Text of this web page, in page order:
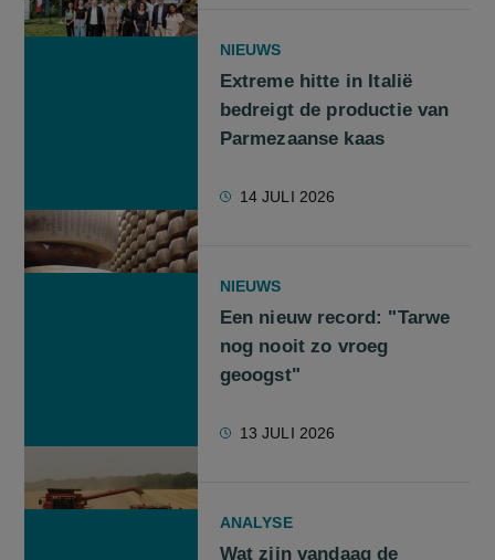
NIEUWS
Extreme hitte in Italië
bedreigt de productie van
Parmezaanse kaas
14 JULI 2026
NIEUWS
Een nieuw record: "Tarwe
nog nooit zo vroeg
geoogst"
13 JULI 2026
ANALYSE
Wat zijn vandaag de